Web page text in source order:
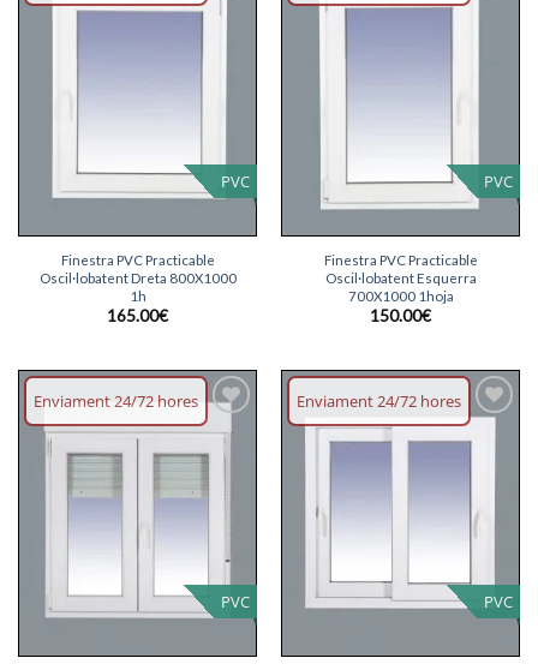
PVC
Afegeix
Finestra PVC Practicable
Oscil·lobatent Dreta 800X1000
1h
165.00€
PVC
Afegeix
Finestra PVC Practicable
Oscil·lobatent Esquerra
700X1000 1hoja
150.00€
Enviament 24/72 hores
PVC
Afegeix
desitjos
Enviament 24/72 hores
PVC
Afegeix
llista